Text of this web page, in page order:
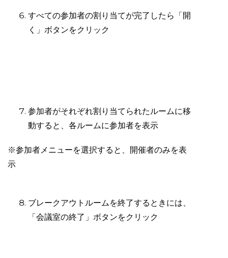
すべての参加者の割り当てが完了したら「開
く」ボタンをクリック
参加者がそれぞれ割り当てられたルームに移
動すると、各ルームに参加者を表示
※参加者メニューを選択すると、開催者のみを表
示
ブレークアウトルームを終了するときには、
「会議室の終了」ボタンをクリック